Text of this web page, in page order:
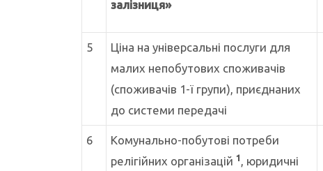
залізниця»
5
Ціна на універсальні послуги для
малих непобутових споживачів
(споживачів 1-ї групи), приєднаних
до системи передачі
6
Комунально-побутові потреби
релігійних організацій 1 , юридичні